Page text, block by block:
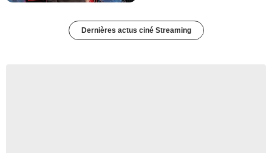
Dernières actus ciné Streaming